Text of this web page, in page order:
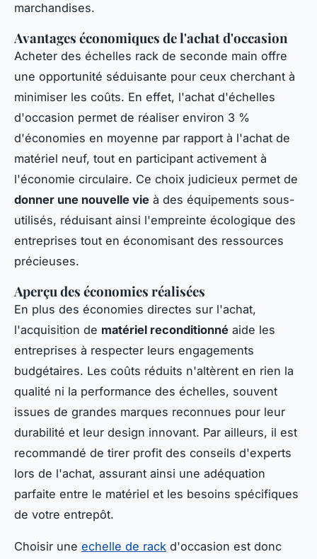
marchandises.
Avantages économiques de l'achat d'occasion
Acheter des échelles rack de seconde main offre
une opportunité séduisante pour ceux cherchant à
minimiser les coûts. En effet, l'achat d'échelles
d'occasion permet de réaliser environ 3 %
d'économies en moyenne par rapport à l'achat de
matériel neuf, tout en participant activement à
l'économie circulaire. Ce choix judicieux permet de
donner une nouvelle vie à des équipements sous-
utilisés, réduisant ainsi l'empreinte écologique des
entreprises tout en économisant des ressources
précieuses.
Aperçu des économies réalisées
En plus des économies directes sur l'achat,
l'acquisition de matériel reconditionné aide les
entreprises à respecter leurs engagements
budgétaires. Les coûts réduits n'altèrent en rien la
qualité ni la performance des échelles, souvent
issues de grandes marques reconnues pour leur
durabilité et leur design innovant. Par ailleurs, il est
recommandé de tirer profit des conseils d'experts
lors de l'achat, assurant ainsi une adéquation
parfaite entre le matériel et les besoins spécifiques
de votre entrepôt.
Choisir une echelle de rack d'occasion est donc